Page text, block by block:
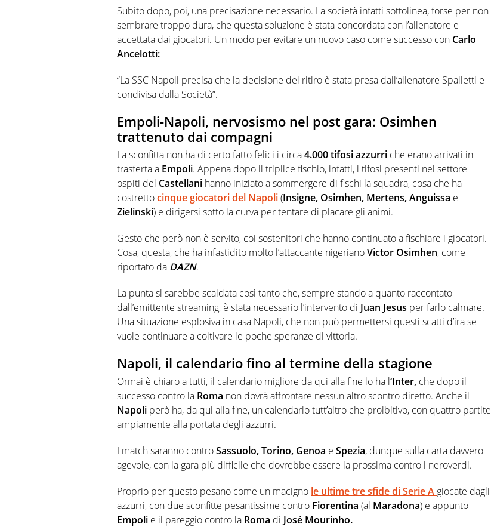
Subito dopo, poi, una precisazione necessario. La società infatti sottolinea, forse per non
sembrare troppo dura, che questa soluzione è stata concordata con l’allenatore e
accettata dai giocatori. Un modo per evitare un nuovo caso come successo con Carlo
Ancelotti:
“La SSC Napoli precisa che la decisione del ritiro è stata presa dall’allenatore Spalletti e
condivisa dalla Società”.
Empoli-Napoli, nervosismo nel post gara: Osimhen
trattenuto dai compagni
La sconfitta non ha di certo fatto felici i circa4.000 tifosi azzurri che erano arrivati in
trasferta a Empoli. Appena dopo il triplice fischio, infatti, i tifosi presenti nel settore
ospiti del Castellani hanno iniziato a sommergere di fischi la squadra, cosa che ha
costrettocinque giocatori del Napoli(Insigne, Osimhen, Mertens, Anguissa e
Zielinski) e dirigersi sotto la curva per tentare di placare gli animi.
Gesto che però non è servito, coi sostenitori che hanno continuato a fischiare i giocatori.
Cosa, questa, che ha infastidito molto l’attaccante nigerianoVictor Osimhen, come
riportato da DAZN.
La punta si sarebbe scaldata così tanto che, sempre stando a quanto raccontato
dall’emittente streaming, è stata necessario l’intervento di Juan Jesus per farlo calmare.
Una situazione esplosiva in casa Napoli, che non può permettersi questi scatti d’ira se
vuole continuare a coltivare le poche speranze di vittoria.
Napoli, il calendario fino al termine della stagione
Ormai è chiaro a tutti, il calendario migliore da qui alla fine lo ha l‘Inter, che dopo il
successo contro la Roma non dovrà affrontare nessun altro scontro diretto. Anche il
Napoli però ha, da qui alla fine, un calendario tutt’altro che proibitivo, con quattro partite
ampiamente alla portata degli azzurri.
I match saranno controSassuolo, Torino, Genoa e Spezia, dunque sulla carta davvero
agevole, con la gara più difficile che dovrebbe essere la prossima contro i neroverdi.
Proprio per questo pesano come un macigno le ultime tre sfide diSerie A giocate dagli
azzurri, con due sconfitte pesantissime contro Fiorentina (al Maradona) e appunto
Empoli e il pareggio contro la Roma di José Mourinho.